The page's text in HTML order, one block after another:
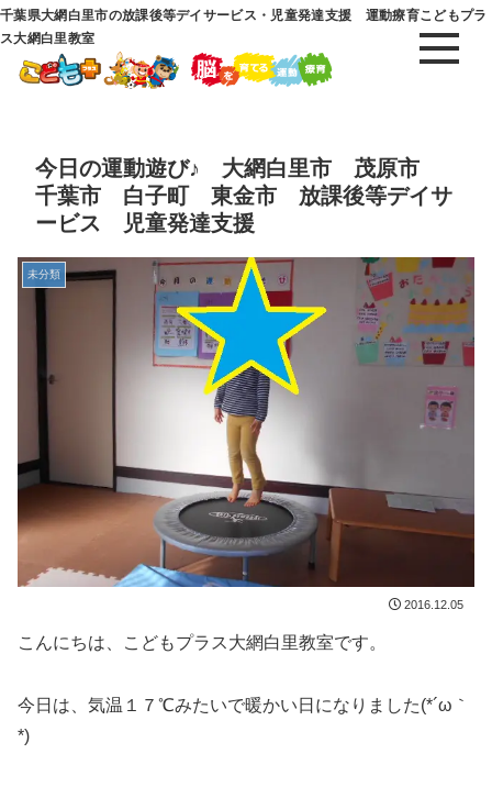
千葉県大網白里市の放課後等デイサービス・児童発達支援 運動療育こどもプラ
ス大網白里教室
今日の運動遊び♪ 大網白里市 茂原市
千葉市 白子町 東金市 放課後等デイサ
ービス 児童発達支援
未分類
2016.12.05
こんにちは、こどもプラス大網白里教室です。
今日は、気温１７℃みたいで暖かい日になりました(*´ω｀
*)